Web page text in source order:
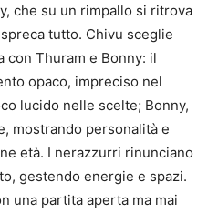
che su un rimpallo si ritrova
tutto. Chivu sceglie
con Thuram e Bonny: il
opaco, impreciso nel
lucido nelle scelte; Bonny,
mostrando personalità e
età. I nerazzurri rinunciano
gestendo energie e spazi.
una partita aperta ma mai